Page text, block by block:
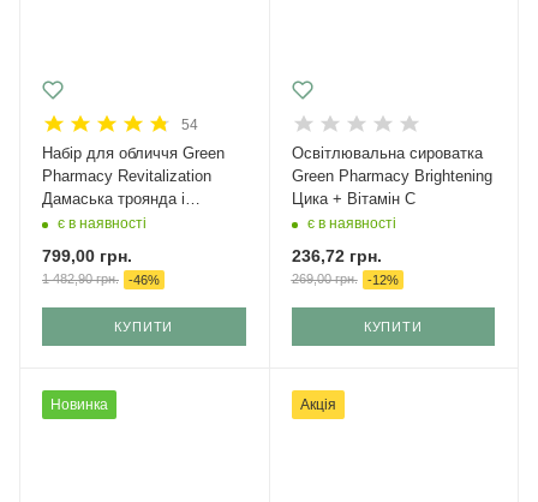
54
Набір для обличчя Green
Рharmacy Revitalization
Дамаська троянда і
кераміди + крем з SPF 50
є в наявності
799,00 грн.
1 482,90грн. -46%
КУПИТИ
Освітлювальна сироватка
Green Pharmacy Brightening
Цика + Вітамін С
є в наявності
236,72грн.
269,00грн. -12%
КУПИТИ
Новинка Акція